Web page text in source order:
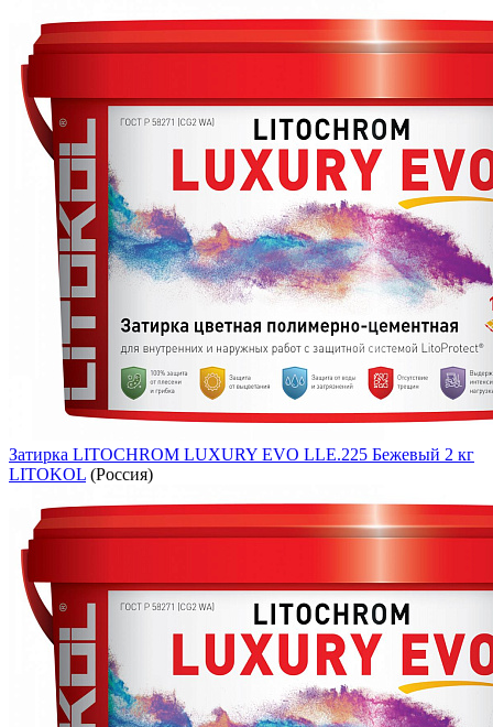
Затирка LITOCHROM LUXURY EVO LLE.225 Бежевый 2 кг
LITOKOL (Россия)